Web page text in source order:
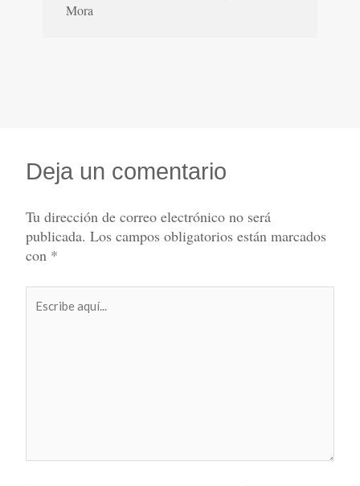
Mora
Deja un comentario
Tu dirección de correo electrónico no será
publicada. Los campos obligatorios están marcados
con *
aquí...